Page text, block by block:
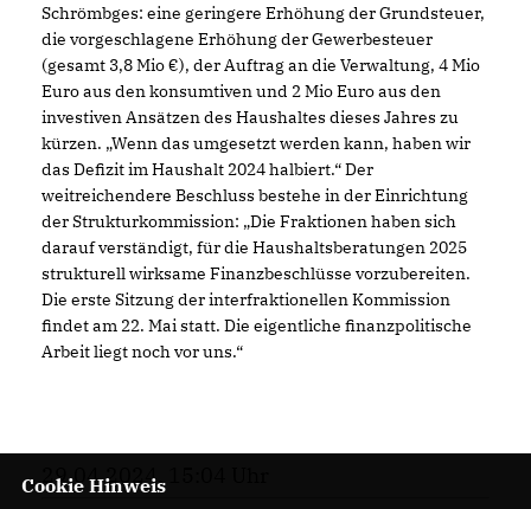
Schrömbges: eine geringere Erhöhung der Grundsteuer,
die vorgeschlagene Erhöhung der Gewerbesteuer
(gesamt 3,8 Mio €), der Auftrag an die Verwaltung, 4 Mio
Euro aus den konsumtiven und 2 Mio Euro aus den
investiven Ansätzen des Haushaltes dieses Jahres zu
kürzen. „Wenn das umgesetzt werden kann, haben wir
das Defizit im Haushalt 2024 halbiert.“ Der
weitreichendere Beschluss bestehe in der Einrichtung
der Strukturkommission: „Die Fraktionen haben sich
darauf verständigt, für die Haushaltsberatungen 2025
strukturell wirksame Finanzbeschlüsse vorzubereiten.
Die erste Sitzung der interfraktionellen Kommission
findet am 22. Mai statt. Die eigentliche finanzpolitische
Arbeit liegt noch vor uns.“
29.04.2024, 15:04 Uhr
Cookie Hinweis